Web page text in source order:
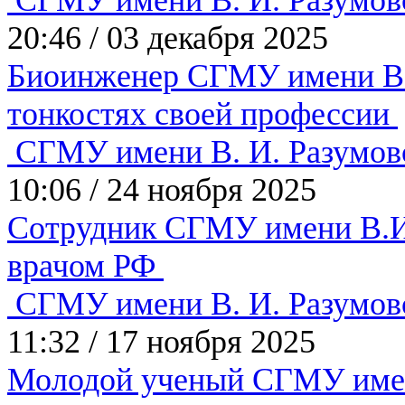
20:46 / 03 декабря 2025
Биоинженер СГМУ имени
тонкостях своей профессии
СГМУ имени В. И.
10:06 / 24 ноября 2025
Сотрудник СГМУ имени
врачом РФ
СГМУ имени В. И.
11:32 / 17 ноября 2025
Молодой ученый СГМУ